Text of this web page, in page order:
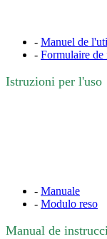
- Manuel de
- Formulaire de
Istruzioni per l'uso
- Manuale
- Modulo reso
Manual de